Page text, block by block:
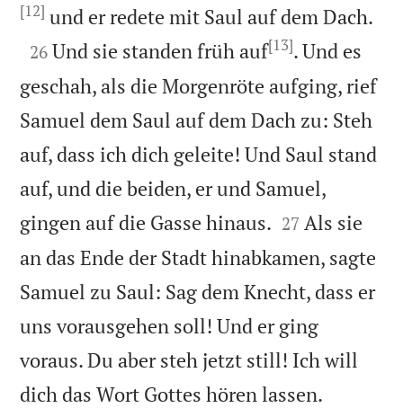
[12] und er redete mit Saul auf dem Dach.

26 Und sie standen früh auf[13]. Und es
geschah, als die Morgenröte aufging, rief
Samuel dem Saul auf dem Dach zu: Steh
auf, dass ich dich geleite! Und Saul stand
auf, und die beiden, er und Samuel,
gingen auf die Gasse hinaus. 

27 Als sie
an das Ende der Stadt hinabkamen, sagte
Samuel zu Saul: Sag dem Knecht, dass er
uns vorausgehen soll! Und er ging
voraus. Du aber steh jetzt still! Ich will
dich das Wort Gottes hören lassen.